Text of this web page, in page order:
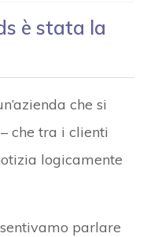
è stata la
che si
che tra i clienti
logicamente
parlare